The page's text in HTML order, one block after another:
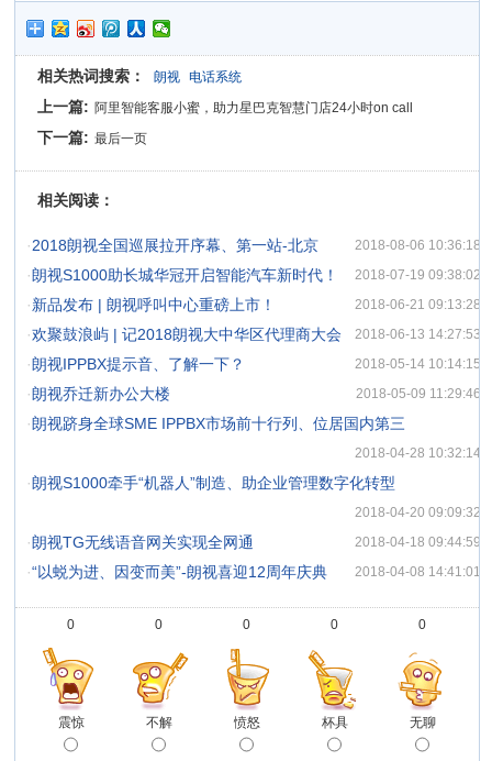
相关热词搜索： 朗视 电话系统
上一篇: 阿里智能客服小蜜，助力星巴克智慧门店24小时on call
下一篇: 最后一页
相关阅读：
·2018朗视全国巡展拉开序幕、第一站-北京 2018-08-06 10:36:18
·朗视S1000助长城华冠开启智能汽车新时代！ 2018-07-19 09:38:02
·新品发布 | 朗视呼叫中心重磅上市！ 2018-06-21 09:13:28
·欢聚鼓浪屿 | 记2018朗视大中华区代理商大会 2018-06-13 14:27:53
·朗视IPPBX提示音、了解一下？ 2018-05-14 10:14:15
·朗视乔迁新办公大楼 2018-05-09 11:29:46
·朗视跻身全球SME IPPBX市场前十行列、位居国内第三
2018-04-28 10:32:14
·朗视S1000牵手“机器人”制造、助企业管理数字化转型
2018-04-20 09:09:32
·朗视TG无线语音网关实现全网通 2018-04-18 09:44:59
·“以蜕为进、因变而美”-朗视喜迎12周年庆典 2018-04-08 14:41:01
0
震惊
0
不解
0
愤怒
0
杯具
0
无聊